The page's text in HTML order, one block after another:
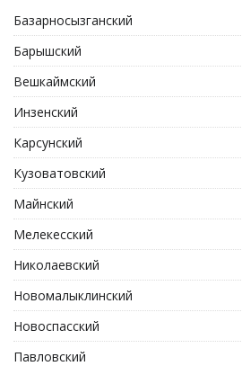
Базарносызганский
Барышский
Вешкаймский
Инзенский
Карсунский
Кузоватовский
Майнский
Мелекесский
Николаевский
Новомалыклинский
Новоспасский
Павловский